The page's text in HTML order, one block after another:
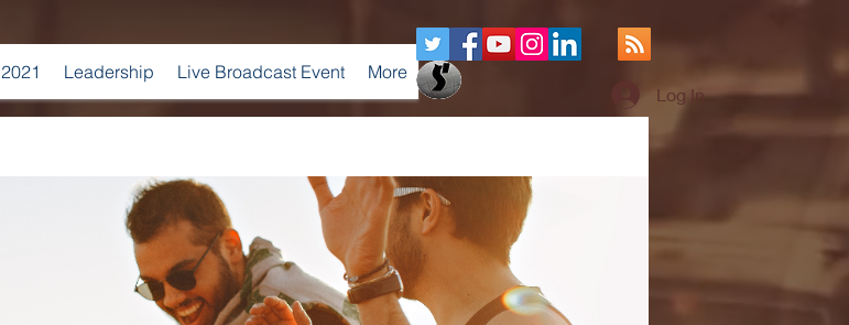
Leadership Live Broadcast Event More
Log In